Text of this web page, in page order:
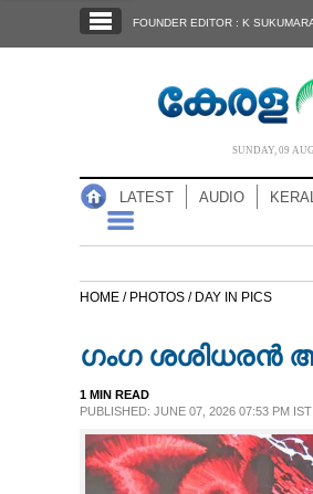
NOTIFIED NEWS
CASE DIARY
FOUNDER EDITOR : K
SUNDAY, 09
LATEST AUDIO
HOME / PHOTOS / DAY IN PICS
ഗംഗ ശശിധരൻ
1 MIN READ
PUBLISHED: JUNE 07, 2026 07:53 PM IST